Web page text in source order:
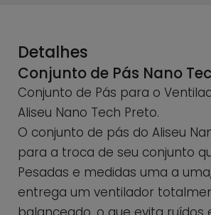
Detalhes
Conjunto de Pás Nano
Conjunto de Pás para o
Aliseu Nano Tech Preto.
O conjunto de pás do Aliseu
para a troca de seu conjunto
Pesadas e medidas uma a
entrega um ventilador